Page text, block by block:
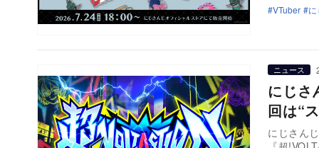
VTuber
ニュース
にじ
回は“
にじさん